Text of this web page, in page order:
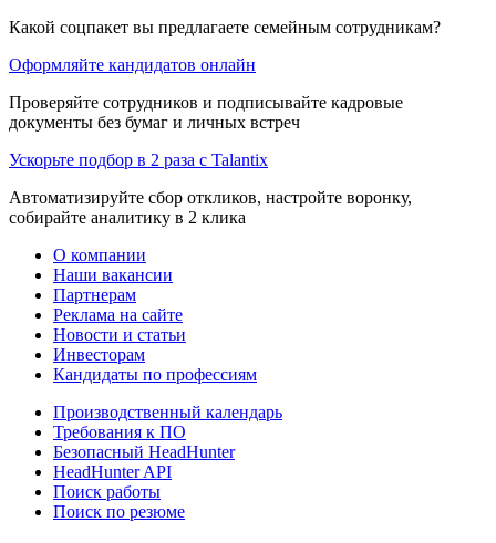
Какой соцпакет вы предлагаете семейным сотрудникам?
Оформляйте кандидатов онлайн
Проверяйте сотрудников и подписывайте кадровые
документы без бумаг и личных встреч
Ускорьте подбор в 2 раза с Talantix
Автоматизируйте сбор откликов, настройте воронку,
собирайте аналитику в 2 клика
О компании
Наши вакансии
Партнерам
Реклама на сайте
Новости и статьи
Инвесторам
Кандидаты по профессиям
Производственный календарь
Требования к ПО
Безопасный HeadHunter
HeadHunter API
Поиск работы
Поиск по резюме